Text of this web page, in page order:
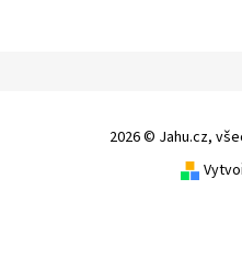
2026 © Jahu.cz,